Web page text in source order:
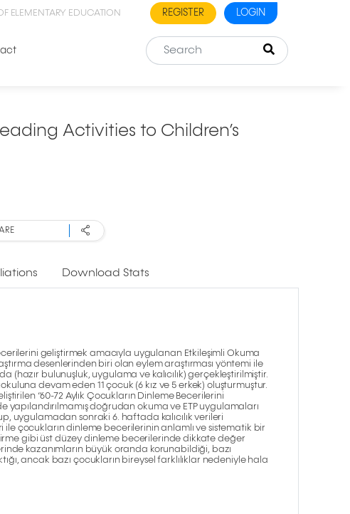
ELEMENTARY EDUCATION REGISTER LOGIN
Activities to Children’s
Download Stats
geliştirmek amacıyla uygulanan Etkileşimli Okuma
desenlerinden biri olan eylem araştırması yöntemi ile
bulunuşluk, uygulama ve kalıcılık) gerçekleştirilmiştir.
devam eden 11 çocuk (6 kız ve 5 erkek) oluşturmuştur.
“60-72 Aylık Çocukların Dinleme Becerilerini
yapılandırılmamış doğrudan okuma ve ETP uygulamaları
uygulamadan sonraki 6. haftada kalıcılık verileri
ile çocukların dinleme becerilerinin anlamlı ve sistematik bir
gibi üst düzey dinleme becerilerinde dikkate değer
kazanımların büyük oranda korunabildiği, bazı
ancak bazı çocukların bireysel farklılıklar nedeniyle hala